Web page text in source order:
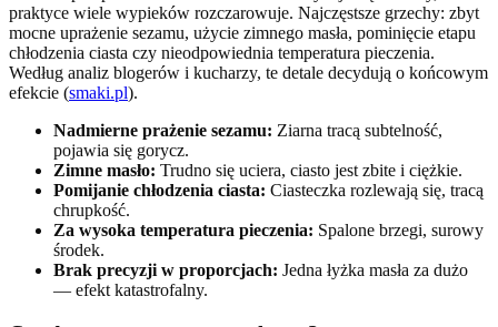
praktyce wiele wypieków rozczarowuje. Najczęstsze grzechy: zbyt
mocne uprażenie sezamu, użycie zimnego masła, pominięcie etapu
chłodzenia ciasta czy nieodpowiednia temperatura pieczenia.
Według analiz blogerów i kucharzy, te detale decydują o końcowym
efekcie (smaki.pl).
Nadmierne prażenie sezamu: Ziarna tracą subtelność,
pojawia się gorycz.
Zimne masło: Trudno się uciera, ciasto jest zbite i ciężkie.
Pomijanie chłodzenia ciasta: Ciasteczka rozlewają się, tracą
chrupkość.
Za wysoka temperatura pieczenia: Spalone brzegi, surowy
środek.
Brak precyzji w proporcjach: Jedna łyżka masła za dużo
— efekt katastrofalny.